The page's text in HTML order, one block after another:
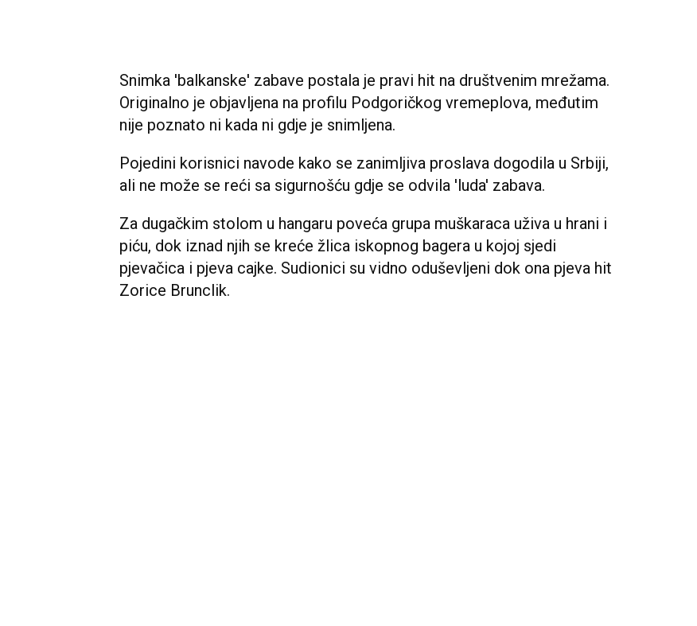
Snimka 'balkanske' zabave postala je pravi hit na društvenim mrežama.
Originalno je objavljena na profilu Podgoričkog vremeplova, međutim
nije poznato ni kada ni gdje je snimljena.
Pojedini korisnici navode kako se zanimljiva proslava dogodila u Srbiji,
ali ne može se reći sa sigurnošću gdje se odvila 'luda' zabava.
Za dugačkim stolom u hangaru poveća grupa muškaraca uživa u hrani i
piću, dok iznad njih se kreće žlica iskopnog bagera u kojoj sjedi
pjevačica i pjeva cajke. Sudionici su vidno oduševljeni dok ona pjeva hit
Zorice Brunclik.